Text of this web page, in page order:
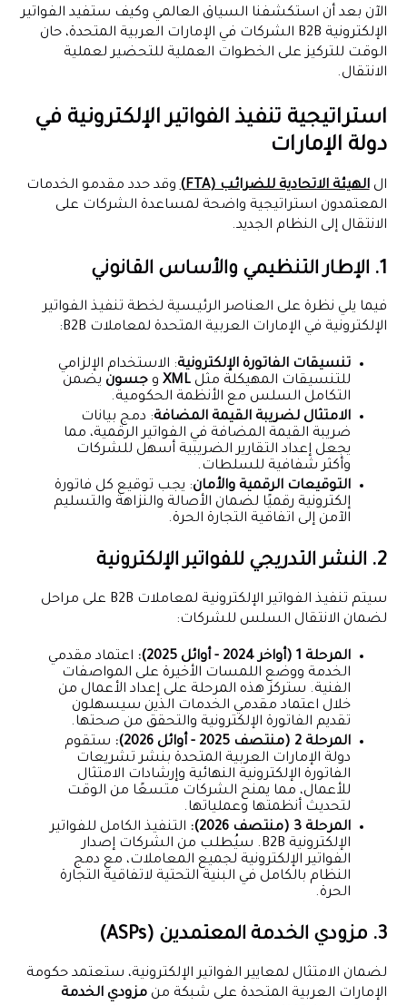
الآن بعد أن استكشفنا السياق العالمي وكيف ستفيد الفواتير
الإلكترونية B2B الشركات في الإمارات العربية المتحدة، حان
الوقت للتركيز على الخطوات العملية للتحضير لعملية
الانتقال.
استراتيجية تنفيذ الفواتير الإلكترونية في
دولة الإمارات
الالهيئة الاتحادية للضرائب (FTA)
وقد حدد مقدمو الخدمات
المعتمدون استراتيجية واضحة لمساعدة الشركات على
الانتقال إلى النظام الجديد.
1. الإطار التنظيمي والأساس القانوني
فيما يلي نظرة على العناصر الرئيسية لخطة تنفيذ الفواتير
الإلكترونية في الإمارات العربية المتحدة لمعاملات B2B:
تنسيقات الفاتورة الإلكترونية: الاستخدام الإلزامي
للتنسيقات المهيكلة مثلXML وجسون يضمن
التكامل السلس مع الأنظمة الحكومية.
الامتثال لضريبة القيمة المضافة: دمج بيانات
ضريبة القيمة المضافة في الفواتير الرقمية، مما
يجعل إعداد التقارير الضريبية أسهل للشركات
وأكثر شفافية للسلطات.
التوقيعات الرقمية والأمان: يجب توقيع كل فاتورة
إلكترونية رقميًا لضمان الأصالة والنزاهة والتسليم
الآمن إلى اتفاقية التجارة الحرة.
2. النشر التدريجي للفواتير الإلكترونية
سيتم تنفيذ الفواتير الإلكترونية لمعاملات B2B على مراحل
لضمان الانتقال السلس للشركات:
المرحلة 1 (أواخر 2024 - أوائل 2025):
اعتماد مقدمي
الخدمة ووضع اللمسات الأخيرة على المواصفات
الفنية. ستركز هذه المرحلة على إعداد الأعمال من
خلال اعتماد مقدمي الخدمات الذين سيسهلون
تقديم الفاتورة الإلكترونية والتحقق من صحتها.
المرحلة 2 (منتصف 2025 - أوائل 2026):
ستقوم
دولة الإمارات العربية المتحدة بنشر تشريعات
الفاتورة الإلكترونية النهائية وإرشادات الامتثال
للأعمال، مما يمنح الشركات متسعًا من الوقت
لتحديث أنظمتها وعملياتها.
المرحلة 3 (منتصف 2026):
التنفيذ الكامل للفواتير
الإلكترونية B2B. سيُطلب من الشركات إصدار
الفواتير الإلكترونية لجميع المعاملات، مع دمج
النظام بالكامل في البنية التحتية لاتفاقية التجارة
الحرة.
3. مزودي الخدمة المعتمدين (ASPs)
لضمان الامتثال لمعايير الفواتير الإلكترونية، ستعتمد حكومة
الإمارات العربية المتحدة على شبكة منمزودي الخدمة